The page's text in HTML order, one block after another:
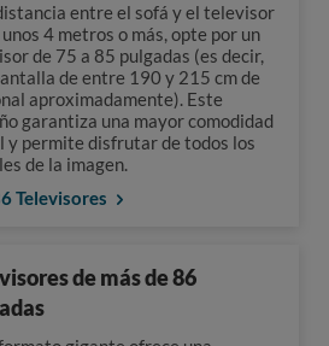
entre el sofá y el televisor
unos 4 metros o más, opte por un
de 75 a 85 pulgadas (es decir,
de entre 190 y 215 cm de
aproximadamente). Este
garantiza una mayor comodidad
y permite disfrutar de todos los
de la imagen.
Televisores
de más de 86